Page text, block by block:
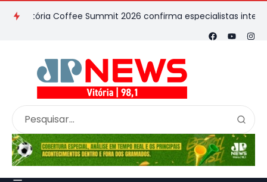
Coffee Summit 2026 confirma especialistas internacionais